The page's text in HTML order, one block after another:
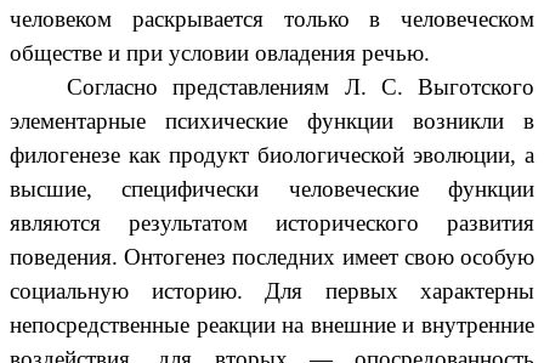
человеком раскрывается только в человеческом
обществе и при условии овладения речью.
Согласно представлениям Л. С. Выготского
элементарные психические функции возникли в
филогенезе как продукт биологической эволюции, а
высшие, специфически человеческие функции
являются результатом исторического развития
поведения. Онтогенез последних имеет свою особую
социальную историю. Для первых характерны
непосредственные реакции на внешние и внутренние